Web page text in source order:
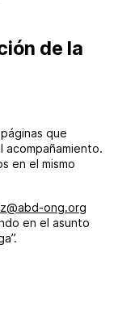
de la
que
acompañamiento.
en el mismo
ong.org
en el asunto